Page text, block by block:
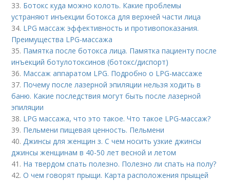
33. Ботокс куда можно колоть. Какие проблемы
устраняют инъекции ботокса для верхней части лица
34. LPG массаж эффективность и противопоказания.
Преимущества LPG-массажа
35. Памятка после ботокса лица. Памятка пациенту после
инъекций ботулотоксинов (ботокс/диспорт)
36. Массаж аппаратом LPG. Подробно о LPG-массаже
37. Почему после лазерной эпиляции нельзя ходить в
баню. Какие последствия могут быть после лазерной
эпиляции
38. LPG массажа, что это такое. Что такое LPG-массаж?
39. Пельмени пищевая ценность. Пельмени
40.Джинсы для женщин з. С чем носить узкие джинсы
джинсы женщинам в 40-50 лет весной и летом
41. На твердом спать полезно. Полезно ли спать на полу?
42.О чем говорят прыщи. Карта расположения прыщей